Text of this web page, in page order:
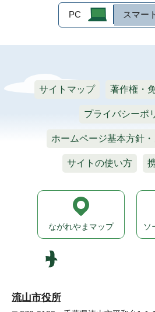
PC スマー
サイトマップ 著作権・
プライバシーポ
ホームページ基本方針
サイトの使い方
流山市役所
ながれやまマップ ソ